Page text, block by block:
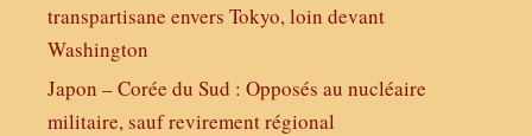
transpartisane envers Tokyo, loin devant
Washington
Japon – Corée du Sud : Opposés au nucléaire
militaire, sauf revirement régional